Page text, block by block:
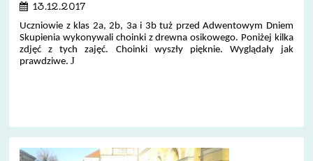
13.12.2017
Uczniowie z klas 2a, 2b, 3a i 3b tuż przed Adwentowym Dniem
Skupienia wykonywali choinki z drewna osikowego. Poniżej kilka
zdjęć z tych zajęć. Choinki wyszły pięknie. Wyglądały jak
prawdziwe.J